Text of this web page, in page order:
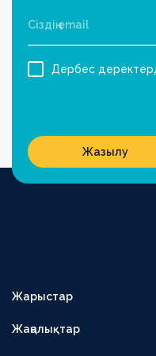
Жарыстар
1XBET БІРІНШІ ЛИГА
Жаңалықтар
Дербес
Жазылу